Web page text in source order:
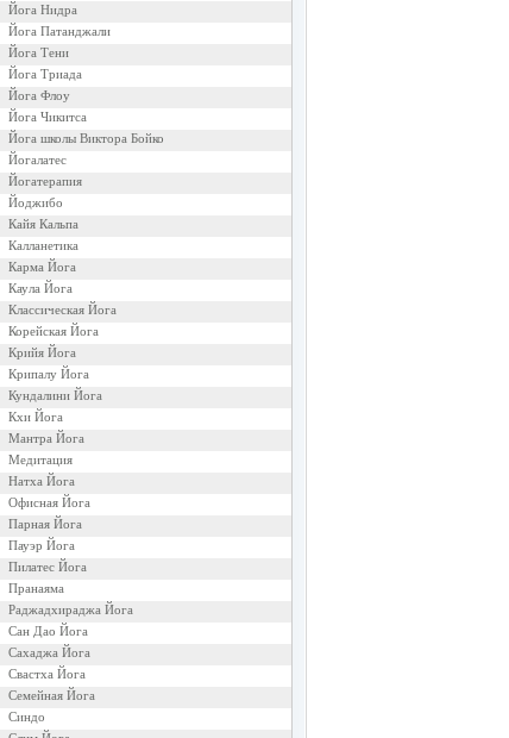
Йога Нидра
Йога Патанджали
Йога Тени
Йога Триада
Йога Флоу
Йога Чикитса
Йога школы Виктора Бойко
Йогалатес
Йогатерапия
Йоджибо
Кайя Кальпа
Калланетика
Карма Йога
Каула Йога
Классическая Йога
Корейская Йога
Крийя Йога
Крипалу Йога
Кундалини Йога
Кхи Йога
Мантра Йога
Медитация
Натха Йога
Офисная Йога
Парная Йога
Пауэр Йога
Пилатес Йога
Пранаяма
Раджадхираджа Йога
Сан Дао Йога
Сахаджа Йога
Свастха Йога
Семейная Йога
Синдо